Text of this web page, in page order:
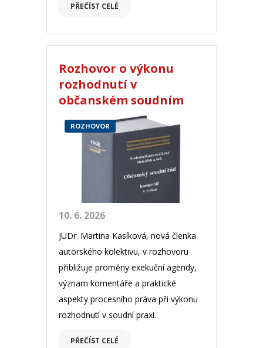
PŘEČÍST CELÉ
Rozhovor o výkonu
rozhodnutí v
občanském soudním
řádu
ROZHOVOR
10. 6. 2026
JUDr. Martina Kasíková, nová členka
autorského kolektivu, v rozhovoru
přibližuje proměny exekuční agendy,
význam komentáře a praktické
aspekty procesního práva při výkonu
rozhodnutí v soudní praxi.
PŘEČÍST CELÉ